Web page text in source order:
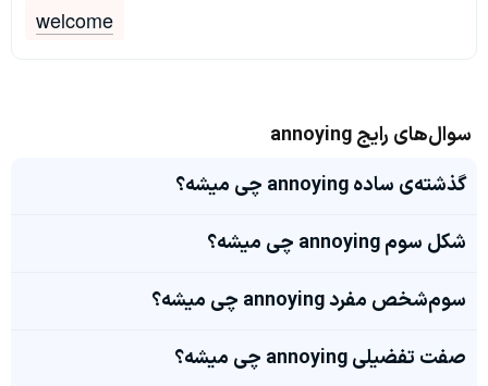
welcome
سوال‌های رایج annoying
گذشته‌ی ساده annoying چی میشه؟
شکل سوم annoying چی میشه؟
سوم‌شخص مفرد annoying چی میشه؟
صفت تفضیلی annoying چی میشه؟